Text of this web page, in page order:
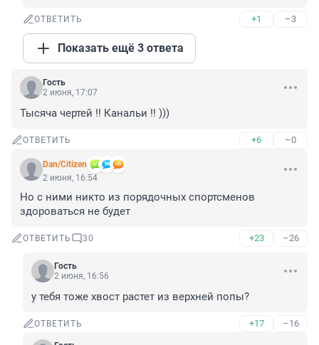
ОТВЕТИТЬ +1 –3
Показать ещё 3 ответа
Гость
2 июня, 17:07
Тысяча чертей !! Канальи !! )))
ОТВЕТИТЬ +6 –0
Dan/Citizen
2 июня, 16:54
Но с ними никто из порядочных спортсменов
здороваться не будет
ОТВЕТИТЬ 30 +23 –26
Гость
2 июня, 16:56
у тебя тоже хвост растет из верхней попы?
ОТВЕТИТЬ +17 –16